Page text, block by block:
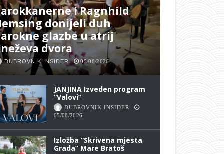
i Ragnhild
donijeli duh
glazbe u atrij
dvora
DUBROVNIK INSIDER 05/08/2026
JANJINA Izveden program
“Valovi”
DUBROVNIK INSIDER
05/08/2026
Izložba “Skrivena mjesta
Grada” Mare Bratoš